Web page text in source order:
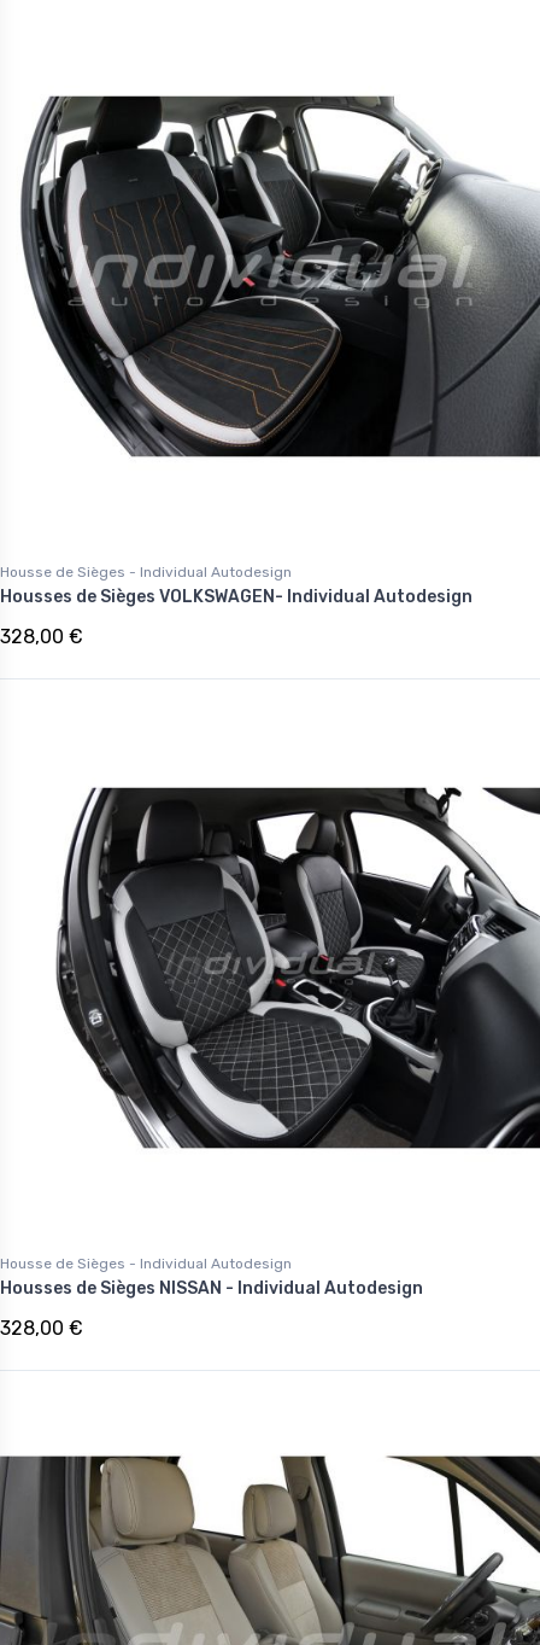
Housse de Sièges - Individual Autodesign
Housses de Sièges VOLKSWAGEN- Individual Autodesign
328,00 €
Housse de Sièges - Individual Autodesign
Housses de Sièges NISSAN - Individual Autodesign
328,00 €